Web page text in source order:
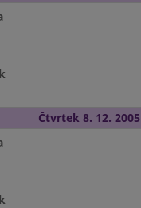
Čtvrtek 8. 12. 2005